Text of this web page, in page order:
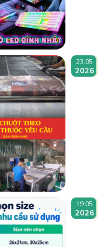
23.05
2026
19.05
2026